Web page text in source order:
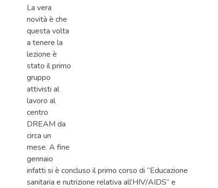
La vera
novità è che
questa volta
a tenere la
lezione è
stato il primo
gruppo
attivisti al
lavoro al
centro
DREAM da
circa un
mese. A fine
gennaio
infatti si è concluso il primo corso di “Educazione
sanitaria e nutrizione relativa all’HIV/AIDS” e